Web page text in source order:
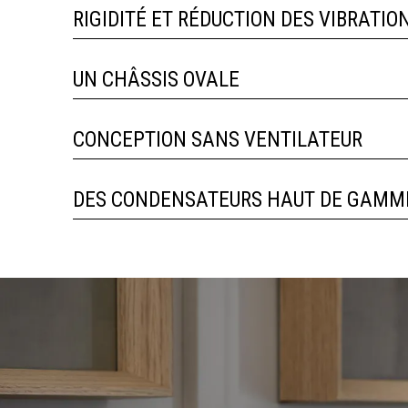
RIGIDITÉ ET RÉDUCTION DES
UN CHÂSSIS OVALE
CONCEPTION SANS VENTILATEUR
DES CONDENSATEURS HAUT DE